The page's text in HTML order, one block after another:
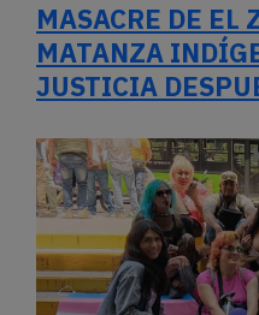
MASACRE DE EL
MATANZA
JUSTICIA